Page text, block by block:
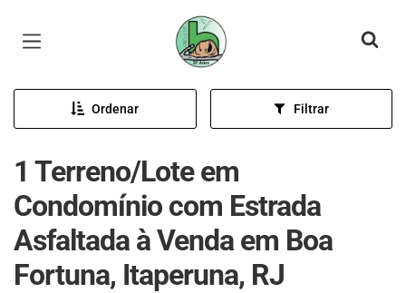
Página inicial
Ordenar Filtrar
1 Terreno/Lote em
Condomínio com Estrada
Asfaltada à Venda em Boa
Fortuna, Itaperuna, RJ